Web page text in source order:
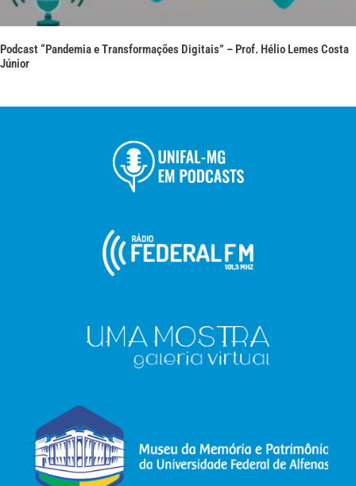
Podcast “Pandemia e Transformações Digitais” – Prof. Hélio Lemes Costa
Júnior